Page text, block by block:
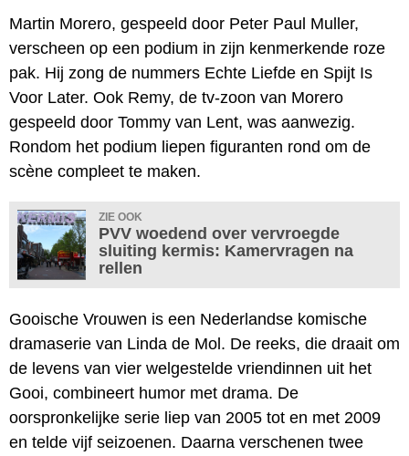
Martin Morero, gespeeld door Peter Paul Muller,
verscheen op een podium in zijn kenmerkende roze
pak. Hij zong de nummers Echte Liefde en Spijt Is
Voor Later. Ook Remy, de tv-zoon van Morero
gespeeld door Tommy van Lent, was aanwezig.
Rondom het podium liepen figuranten rond om de
scène compleet te maken.
ZIE OOK
PVV woedend over vervroegde
sluiting kermis: Kamervragen na
rellen
Gooische Vrouwen is een Nederlandse komische
dramaserie van Linda de Mol. De reeks, die draait om
de levens van vier welgestelde vriendinnen uit het
Gooi, combineert humor met drama. De
oorspronkelijke serie liep van 2005 tot en met 2009
en telde vijf seizoenen. Daarna verschenen twee